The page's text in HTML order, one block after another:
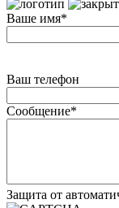
Ваше имя*
Ваш телефон
Сообщение*
Защита от